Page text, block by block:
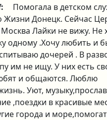
Помогала в детском
Жизни Донецк. Сейчас
Москва Лайки не вижу. Не
одному .Хочу любить и
дочерей . В
им не ищу. У них есть
и общаются. Люблю
Уют,
,поездки в красивые
города и